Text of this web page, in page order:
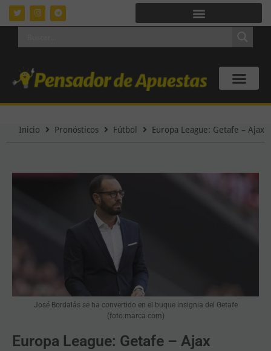
Inicio Pronósticos Fútbol Europa League: Getafe – Ajax
José Bordalás se ha convertido en el buque insignia del Getafe
(foto:marca.com)
Europa League: Getafe – Ajax